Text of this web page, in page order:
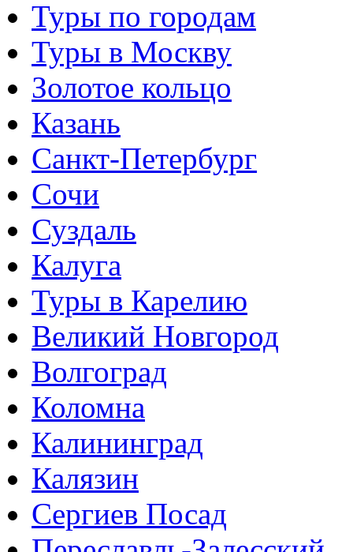
Туры по городам
Туры в Москву
Золотое кольцо
Казань
Санкт-Петербург
Сочи
Суздаль
Калуга
Туры в Карелию
Великий Новгород
Волгоград
Коломна
Калининград
Калязин
Сергиев Посад